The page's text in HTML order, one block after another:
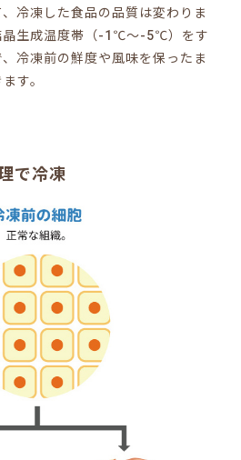
冷凍した食品の品質は変わりま
晶生成温度帯（-1℃～-5℃）をす
冷凍前の鮮度や風味を保ったま
す。
で冷凍